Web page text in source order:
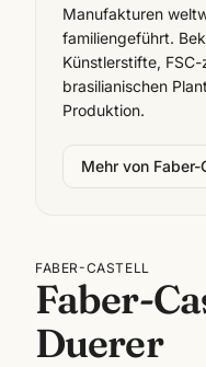
Manufakturen
familiengeführt.
Künstlerstifte,
brasilianischen
Produktion.
Mehr von Faber-
FABER-CASTELL
Faber-
Duerer